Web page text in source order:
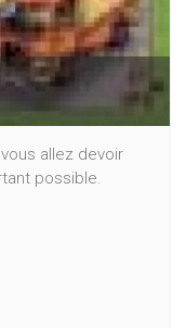
allez devoir
possible.